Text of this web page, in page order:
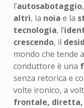
l’autosabotaggio
altri, la noia e la
tecnologia, l’
crescendo, il
mondo che tende
conduttore è una
senza retorica e
volte ironico, a
frontale, diretta,